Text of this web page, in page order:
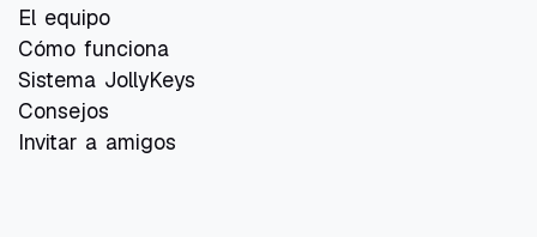
El equipo
Cómo funciona
Sistema JollyKeys
Consejos
Invitar a amigos